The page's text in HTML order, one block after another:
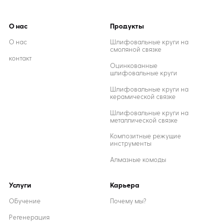
О нас
О нас
контакт
Продукты
Шлифовальные круги на
смоляной связке
Оцинкованные
шлифовальные круги
Шлифовальные круги на
керамической связке
Шлифовальные круги на
металлической связке
Композитные режущие
инструменты
Алмазные комоды
Услуги
Обучение
Регенерация
Карьера
Почему мы?